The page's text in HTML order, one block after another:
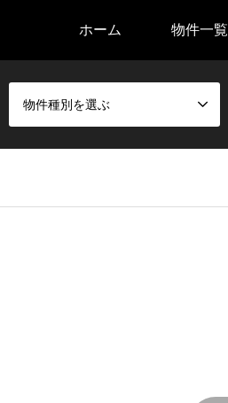
ホーム 物件一覧
物件種別を選ぶ